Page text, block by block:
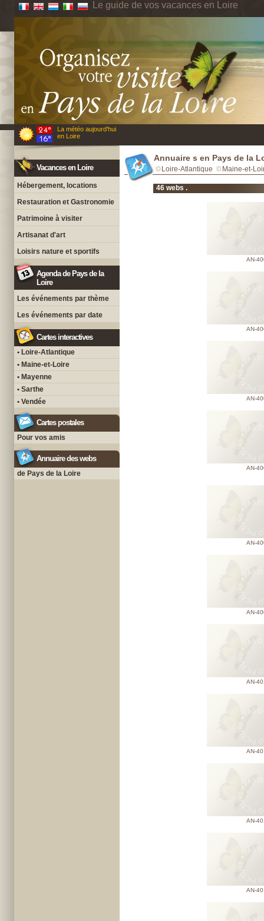
Le guide de vos vacances en Loire
La météo aujourd'hui
en Loire
Vacances en Loire
Hébergement, locations
Restauration et Gastronomie
Patrimoine à visiter
Artisanat d'art
Loisirs nature et sportifs
Agenda de Pays de la
Loire
Les événements par thème
Les événements par date
Cartes interactives
• Loire-Atlantique
• Maine-et-Loire
• Mayenne
• Sarthe
• Vendée
Cartes postales
Pour vos amis
Annuaire des webs
de Pays de la Loire
Annuaire s en Pays de la
Loire-Atlantique Maine-et-
46 webs .
AN-
AN-
AN-
AN-
AN-
AN-
AN-
AN-
AN-
AN-